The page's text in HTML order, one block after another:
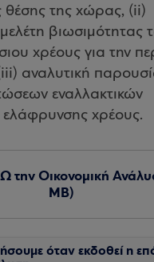
θέσης της χώρας, (ii)
βιωσιμότητας
χρέους για την
αναλυτική
εναλλακτικών
χρέους.
την Οικονομική
MB)
όταν εκδοθεί η